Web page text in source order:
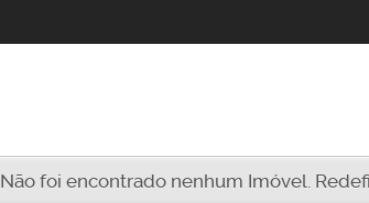
Não foi encontrado nenhum Imóvel.